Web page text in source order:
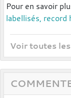
Pour en savoir
labellisés, record
Voir toutes